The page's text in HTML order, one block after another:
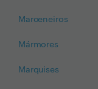
Marceneiros
Mármores
Marquises